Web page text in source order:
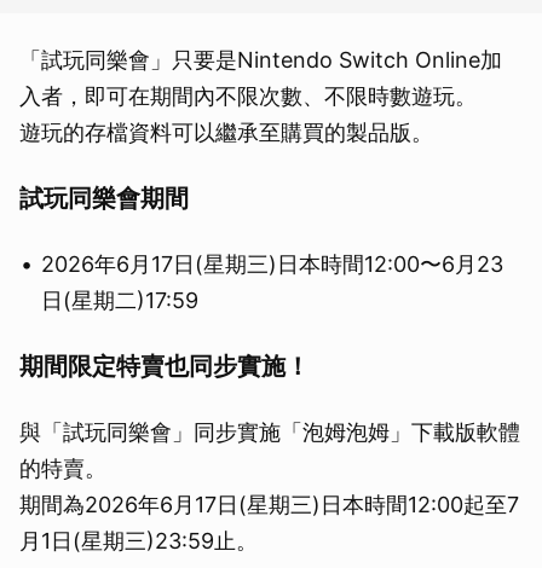
「試玩同樂會」只要是Nintendo Switch Online加
入者，即可在期間內不限次數、不限時數遊玩。
遊玩的存檔資料可以繼承至購買的製品版。
試玩同樂會期間
2026年6月17日(星期三)日本時間12:00〜6月23
日(星期二)17:59
期間限定特賣也同步實施！
與「試玩同樂會」同步實施「泡姆泡姆」下載版軟體
的特賣。
期間為2026年6月17日(星期三)日本時間12:00起至7
月1日(星期三)23:59止。